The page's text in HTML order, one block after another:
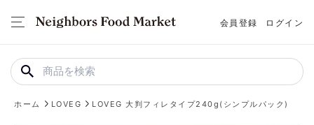
会員登録 ログイン
ホーム LOVEG LOVEG 大判フィレタイプ240g(シンプルパック)